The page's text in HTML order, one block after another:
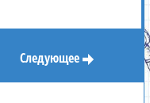
Следующее